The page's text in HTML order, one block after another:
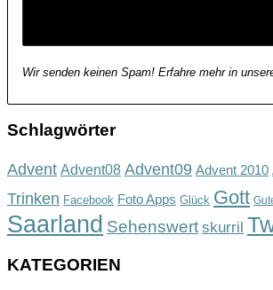
Wir senden keinen Spam! Erfahre mehr in
Schlagwörter
Advent Advent08 Advent09 Advent 2010
Trinken Facebook Foto Apps Glück Gott
Saarland Sehenswert skurril
KATEGORIEN